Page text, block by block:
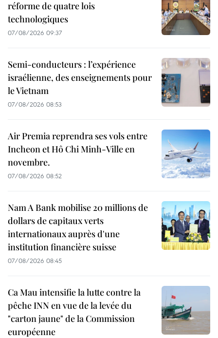
réforme de quatre lois
technologiques
07/08/2026 09:37
Semi-conducteurs : l’expérience
israélienne, des enseignements pour
le Vietnam
07/08/2026 08:53
Air Premia reprendra ses vols entre
Incheon et Hô Chi Minh-Ville en
novembre.
07/08/2026 08:52
Nam A Bank mobilise 20 millions de
dollars de capitaux verts
internationaux auprès d'une
institution financière suisse
07/08/2026 08:45
Ca Mau intensifie la lutte contre la
pêche INN en vue de la levée du
"carton jaune" de la Commission
européenne